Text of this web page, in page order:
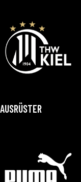
AUSRÜSTER